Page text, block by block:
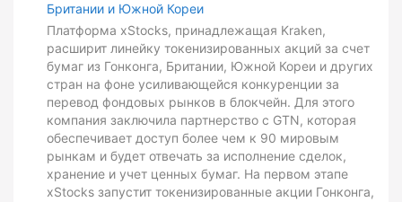
Британии и Южной Кореи
Платформа xStocks, принадлежащая Kraken,
расширит линейку токенизированных акций за счет
бумаг из Гонконга, Британии, Южной Кореи и других
стран на фоне усиливающейся конкуренции за
перевод фондовых рынков в блокчейн. Для этого
компания заключила партнерство с GTN, которая
обеспечивает доступ более чем к 90 мировым
рынкам и будет отвечать за исполнение сделок,
хранение и учет ценных бумаг. На первом этапе
xStocks запустит токенизированные акции Гонконга,